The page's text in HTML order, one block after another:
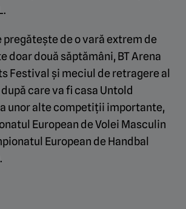
pregătește de o vară extrem de
doar două săptămâni, BT Arena
Festival și meciul de retragere al
care va fi casa Untold
unor alte competiții importante,
European de Volei Masculin
European de Handbal